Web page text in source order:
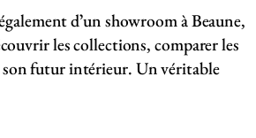
dʼun showroom à Beaune,
les collections, comparer les
futur intérieur. Un véritable